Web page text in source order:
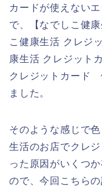
カードが使えない
で、【なでしこ健
こ健康生活 クレジ
康生活 クレジット
クレジットカード
ました。
そのような感じで
生活のお店でクレ
った原因がいくつ
ので、今回こちら